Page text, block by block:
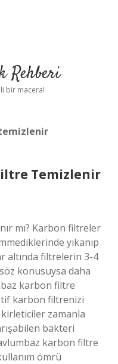
Rehberi
bir macera!
Temizlenir
mı? Karbon filtreler
yıkanıp
altında filtrelerin 3-4
konusuysa daha
karbon filtre
karbon filtrenizi
kirleticiler zamanla
bakteri
karbon filtre
ömrü